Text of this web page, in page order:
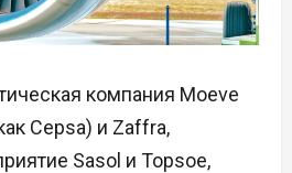
компания Moeve
Cepsa) и Zaffra,
Sasol и Topsoe,